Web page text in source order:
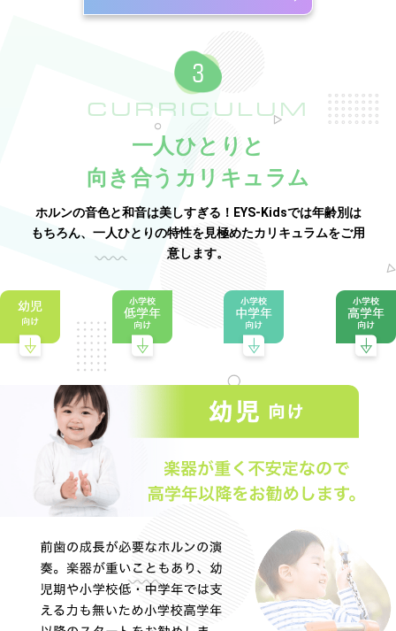
CURRICULUM
一人ひとりと
向き合うカリキュラム
ホルンの音色と和音は美しすぎる！EYS-Kidsでは年齢別は
もちろん、一人ひとりの特性を見極めたカリキュラムをご用
意します。